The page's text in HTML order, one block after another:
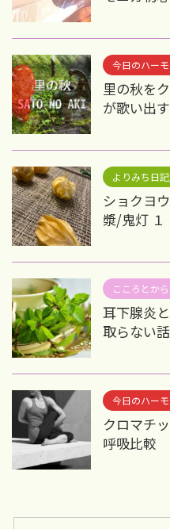
今日のハー
里の秋を
が歌い出
よりみち日
ショクヨ
漿/鬼灯 １
こころとか
耳下腺炎
取らない話
今日のハー
クロマチ
呼吸比較